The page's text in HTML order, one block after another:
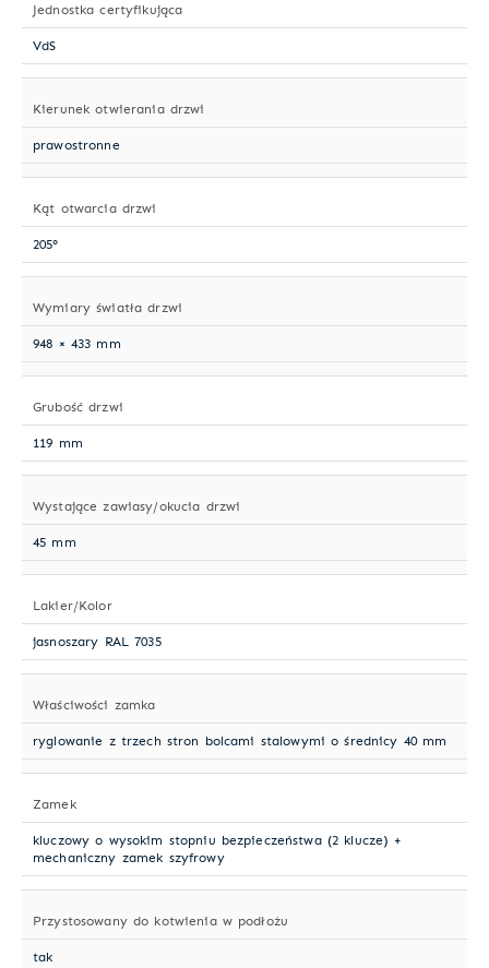
Jednostka certyfikująca
VdS
Kierunek otwierania drzwi
prawostronne
Kąt otwarcia drzwi
205°
Wymiary światła drzwi
948 × 433 mm
Grubość drzwi
119 mm
Wystające zawiasy/okucia drzwi
45 mm
Lakier/Kolor
jasnoszary RAL 7035
Właściwości zamka
ryglowanie z trzech stron bolcami stalowymi o średnicy 40 mm
Zamek
kluczowy o wysokim stopniu bezpieczeństwa (2 klucze) +
mechaniczny zamek szyfrowy
Przystosowany do kotwienia w podłożu
tak